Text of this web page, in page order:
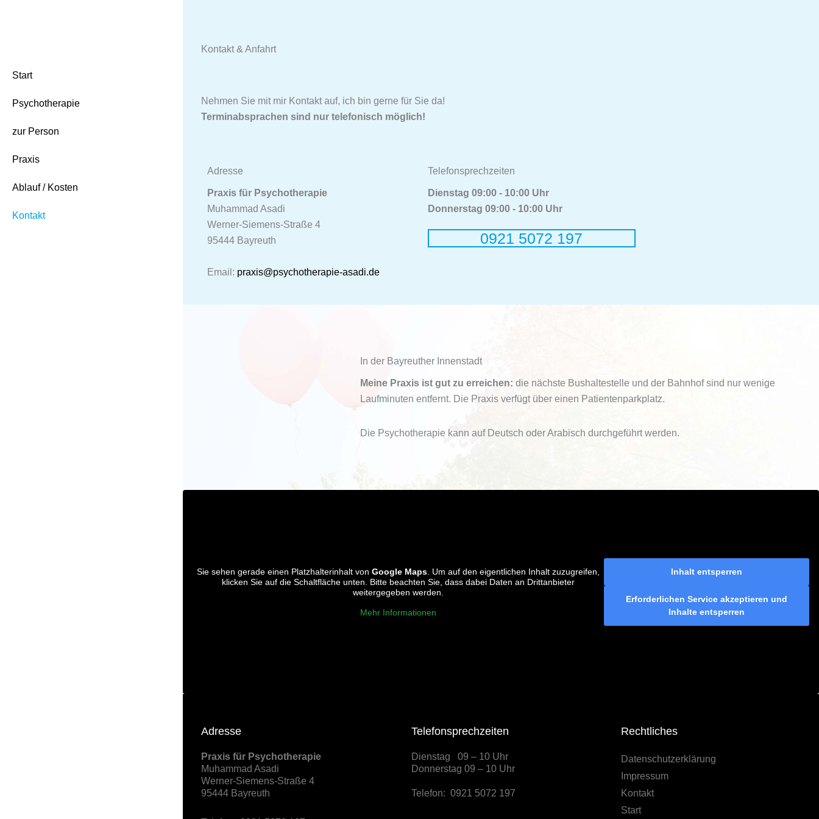
Start
Psychotherapie
zur Person
Praxis
Ablauf / Kosten
Kontakt
Kontakt & Anfahrt
Nehmen Sie mit mir Kontakt auf, ich bin gerne für Sie da!
Terminabsprachen sind nur telefonisch möglich!
Adresse
Praxis für Psychotherapie
Muhammad Asadi
Werner-Siemens-Straße 4
95444 Bayreuth
Email: praxis@psychotherapie-asadi.de
Telefonsprechzeiten
Dienstag 09:00 - 10:00 Uhr
Donnerstag 09:00 - 10:00 Uhr
0921 5072 197
In der Bayreuther Innenstadt
Meine Praxis ist gut zu erreichen: die nächste Bushaltestelle und der Bahnhof sind nur wenige
Laufminuten entfernt. Die Praxis verfügt über einen Patientenparkplatz.
Die Psychotherapie kann auf Deutsch oder Arabisch durchgeführt werden.
Sie sehen gerade einen Platzhalterinhalt von Google Maps. Um auf den eigentlichen Inhalt zuzugreifen,
klicken Sie auf die Schaltfläche unten. Bitte beachten Sie, dass dabei Daten an Drittanbieter
weitergegeben werden.
Mehr Informationen
Inhalt entsperren
Erforderlichen Service akzeptieren und
Inhalte entsperren
Adresse
Praxis für Psychotherapie
Muhammad Asadi
Werner-Siemens-Straße 4
95444 Bayreuth
Telefonsprechzeiten
Dienstag 09 – 10 Uhr
Donnerstag 09 – 10 Uhr
Telefon: 0921 5072 197
Rechtliches
Datenschutzerklärung
Impressum
Kontakt
Start